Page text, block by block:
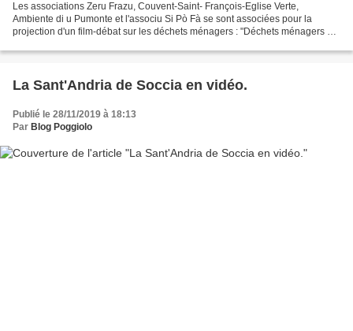
Les associations Zeru Frazu, Couvent-Saint- François-Eglise Verte,
Ambiente di u Pumonte et l'associu Si Pò Fà se sont associées pour la
projection d'un film-débat sur les déchets ménagers : "Déchets ménagers en
La Sant'Andria de Soccia en vidéo.
Publié le 28/11/2019 à 18:13
Par Blog Poggiolo